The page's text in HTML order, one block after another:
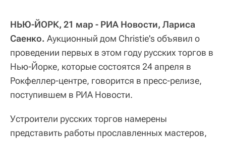
НЬЮ-ЙОРК, 21 мар - РИА Новости, Лариса
Саенко. Аукционный дом Christie's объявил о
проведении первых в этом году русских торгов в
Нью-Йорке, которые состоятся 24 апреля в
Рокфеллер-центре, говорится в пресс-релизе,
поступившем в РИА Новости.
Устроители русских торгов намерены
представить работы прославленных мастеров,